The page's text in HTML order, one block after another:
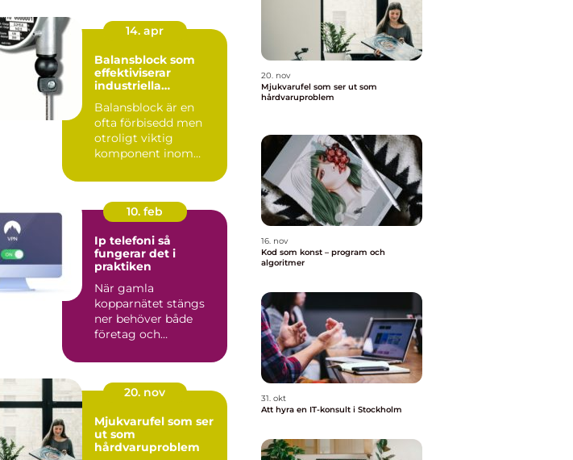
14. apr
Balansblock som
effektiviserar
industriella
Balansblock är en
ofta förbisedd men
otroligt viktig
komponent inom
10. feb
Ip telefoni så
fungerar det i
praktiken
När gamla
kopparnätet stängs
ner behöver både
företag och
över sin telefoni.
Många...
20. nov
Mjukvarufel som ser
ut som
hårdvaruproblem
20. nov
Mjukvarufel som ser ut som
hårdvaruproblem
16. nov
Kod som konst – program och
algoritmer
31. okt
Att hyra en IT-konsult i Stockholm